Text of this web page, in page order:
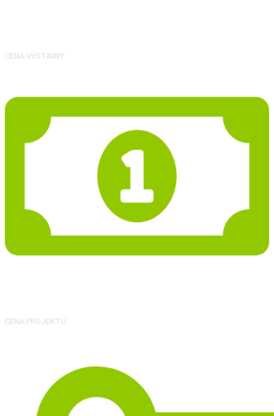
CENA VÝSTAVBY
CENA PROJEKTU